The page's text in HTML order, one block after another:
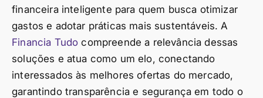
financeira inteligente para quem busca otimizar
gastos e adotar práticas mais sustentáveis. A
Financia Tudo compreende a relevância dessas
soluções e atua como um elo, conectando
interessados às melhores ofertas do mercado,
garantindo transparência e segurança em todo o